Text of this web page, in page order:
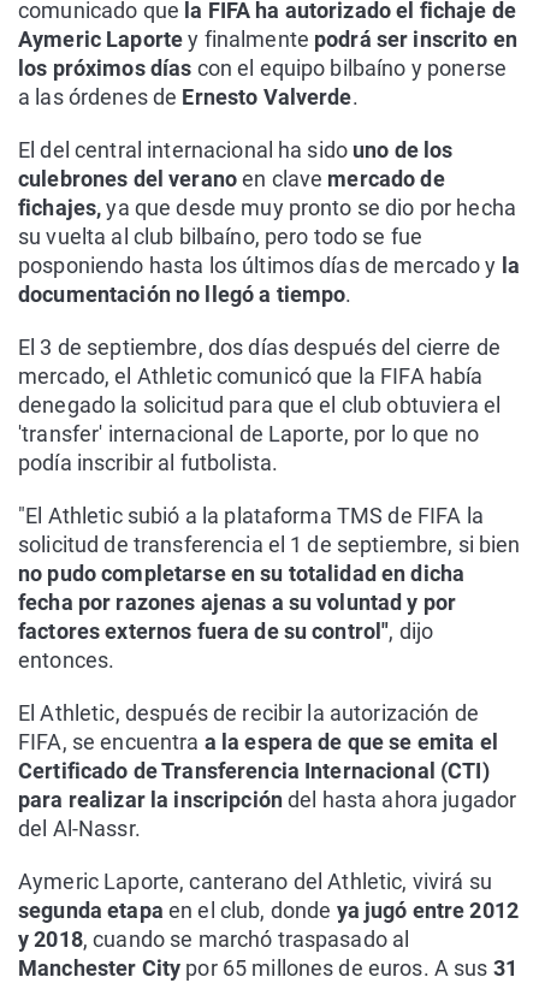
comunicado que la FIFA ha autorizado el fichaje de
Aymeric Laportey finalmente podrá ser inscrito en
los próximos días con el equipo bilbaíno y ponerse
a las órdenes de Ernesto Valverde.
El del central internacional ha sido uno de los
culebrones del veranoen clave mercado de
fichajes,ya que desde muy pronto se dio por hecha
su vuelta al club bilbaíno, pero todo se fue
posponiendo hasta los últimos días de mercado y la
documentación no llegó a tiempo.
El 3 de septiembre, dos días después del cierre de
mercado, el Athletic comunicó que la FIFA había
denegado la solicitud para que el club obtuviera el
'transfer' internacional de Laporte, por lo que no
podía inscribir al futbolista.
"El Athletic subió a la plataforma TMS de FIFA la
solicitud de transferencia el 1 de septiembre, si bien
no pudo completarse en su totalidad en dicha
fecha por razones ajenas a su voluntad y por
factores externos fuera de su control", dijo
entonces.
El Athletic, después de recibir la autorización de
FIFA, se encuentra a la espera de que se emita el
Certificado de Transferencia Internacional (CTI)
para realizar la inscripcióndel hasta ahora jugador
del Al-Nassr.
Aymeric Laporte, canterano del Athletic, vivirá su
segunda etapa en el club, donde ya jugó entre 2012
y 2018, cuando se marchó traspasado al
Manchester City por 65 millones de euros. A sus 31